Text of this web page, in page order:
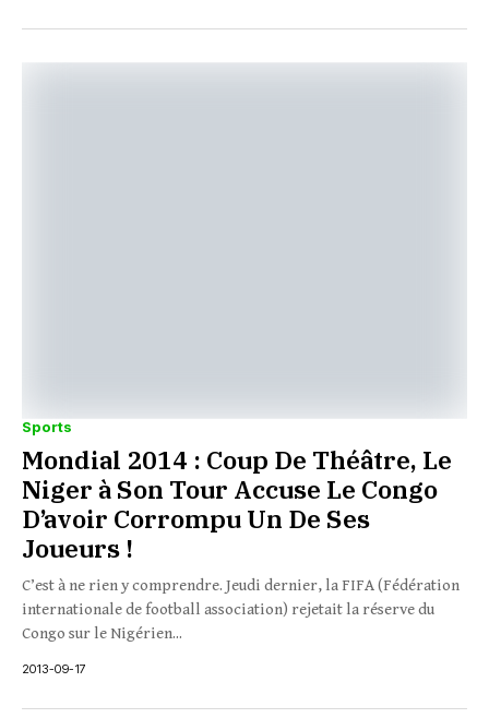
Sports
Mondial 2014 : Coup De Théâtre, Le
Niger à Son Tour Accuse Le Congo
D’avoir Corrompu Un De Ses
Joueurs !
C’est à ne rien y comprendre. Jeudi dernier, la FIFA (Fédération
internationale de football association) rejetait la réserve du
Congo sur le Nigérien...
2013-09-17